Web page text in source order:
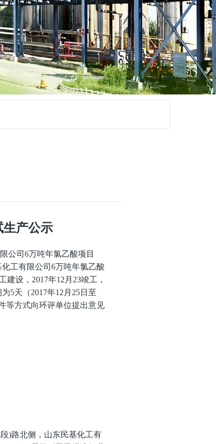
生产公示
公司6万吨年氯乙酸项目
工有限公司6万吨年氯乙酸
建设，2017年12月23竣工，
5天（2017年12月25日至
等方式向环评单位提出意见
)路北侧，山东民基化工有